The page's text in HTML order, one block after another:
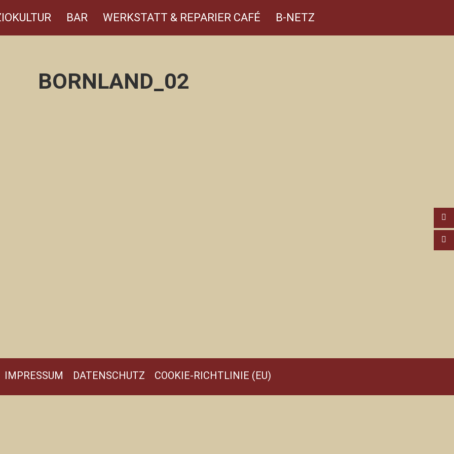
BAR WERKSTATT & REPARIER CAFÉ B-NETZ
BORNLAND_02
IMPRESSUM DATENSCHUTZ COOKIE-RICHTLINIE (EU)